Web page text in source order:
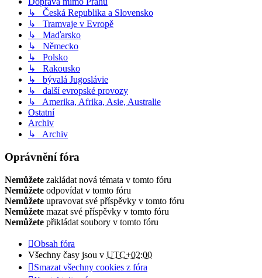
↳ Česká Republika a Slovensko
↳ Tramvaje v Evropě
↳ Maďarsko
↳ Německo
↳ Polsko
↳ Rakousko
↳ bývalá Jugoslávie
↳ další evropské provozy
↳ Amerika, Afrika, Asie, Australie
Ostatní
Archiv
↳ Archiv
Oprávnění fóra
Nemůžete zakládat nová témata v tomto fóru
Nemůžete odpovídat v tomto fóru
Nemůžete upravovat své příspěvky v tomto fóru
Nemůžete mazat své příspěvky v tomto fóru
Nemůžete přikládat soubory v tomto fóru
Obsah fóra
Všechny časy jsou v UTC+02:00
Smazat všechny cookies z fóra